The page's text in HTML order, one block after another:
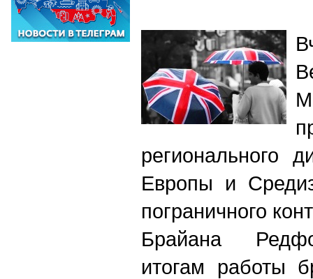
регионального
Европы и
пограничного
Брайана
итогам работы